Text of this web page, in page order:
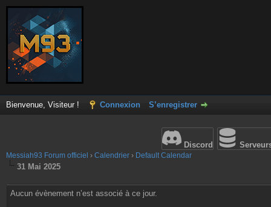
Bienvenue, Visiteur ! Connexion S’enregistrer
Discord
Messiah93 Forum officiel › Calendrier › Default Calendar
31 Mai 2025
Aucun évènement n’est associé à ce jour.